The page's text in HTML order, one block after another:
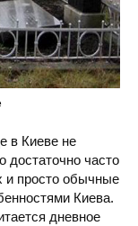
в Киеве не
достаточно часто
и просто обычные
Киева.
дневное